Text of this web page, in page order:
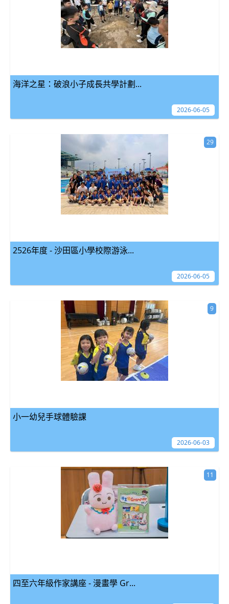
海洋之星：破浪小子成長共學計劃...
2026-06-05
2526年度 - 沙田區小學校際游泳...
29
2026-06-05
小一幼兒手球體驗課
9
2026-06-03
四至六年級作家講座 - 漫畫學 Gr...
11